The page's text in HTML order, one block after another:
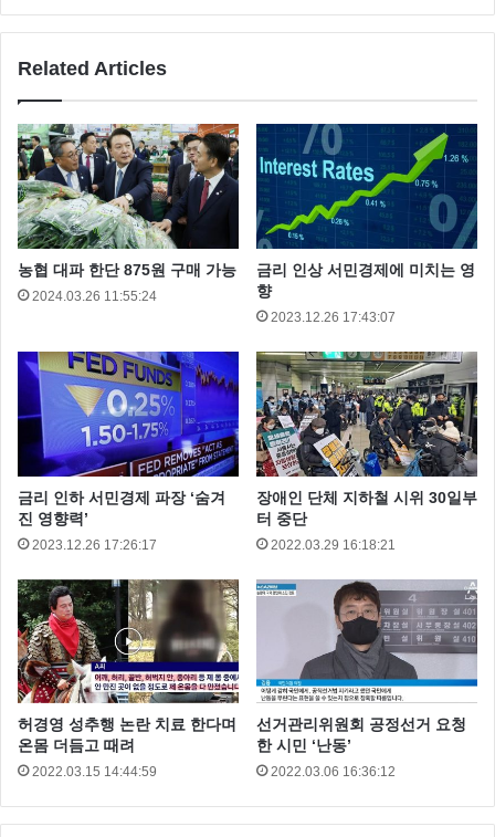
폭위로 부터 출석정지 5일 조치를 받았다. 2018년 1월
가 성립되지 않아 같은 해 2월 창원지법에서 20시간 심
리치료 수강, 40시간 사회봉사 명령이 내려졌다.”고 밝
혔습니다.
그러면서 1차 지명 직후 본격적으로 논란이 일기 전까
지 홈페이지 글등을 인지 하지 못했다고 밝혔습니다.
김유성은 190cm 의 최고 144km/h 의 강력한 구위의 직
구를 던지는 김해고 에이스 입니다.
전국적으로 이름을 알리지는 못했지만, 경남 지역 야구
팬들에게는 이미 이름이 어느 정도 알려져 있는 선수 이
다.
Related Articles
농협 대파 한단 875원 구매 가능
2024.03.26 11:55:24
금리 인상 서민경제에 미치는 영
향
2023.12.26 17:43:07
금리 인하 서민경제 파장 ‘숨겨
진 영향력’
2023.12.26 17:26:17
장애인 단체 지하철 시위 30일부
터 중단
2022.03.29 16:18:21
허경영 성추행 논란 치료 한다며
온몸 더듬고 때려
2022.03.15 14:44:59
선거관리위원회 공정선거 요청
한 시민 ‘난동’
2022.03.06 16:36:12